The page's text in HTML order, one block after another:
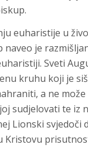
euharistije u
je
Sveti
kruhu koji je
a ne može
sudjelovati te iz
Lionski svjedoči
Kristovu